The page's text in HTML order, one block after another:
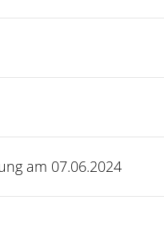
am 07.06.2024